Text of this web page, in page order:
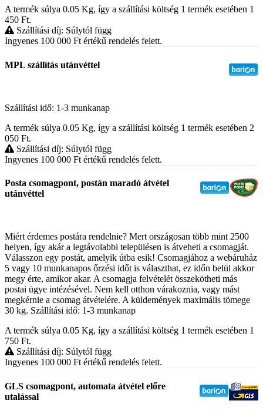
A termék súlya 0.05 Kg, így a szállítási költség 1 termék esetében 1
450 Ft.
Szállítási díj: Súlytól függ
Ingyenes 100 000 Ft értékű rendelés felett.
MPL szállítás utánvéttel
Szállítási idő: 1-3 munkanap
A termék súlya 0.05 Kg, így a szállítási költség 1 termék esetében 2
050 Ft.
Szállítási díj: Súlytól függ
Ingyenes 100 000 Ft értékű rendelés felett.
Posta csomagpont, postán maradó átvétel
utánvéttel
Miért érdemes postára rendelnie? Mert országosan több mint 2500
helyen, így akár a legtávolabbi településen is átveheti a csomagját.
Válasszon egy postát, amelyik útba esik! Csomagjához a webáruház
5 vagy 10 munkanapos őrzési időt is választhat, ez időn belül akkor
megy érte, amikor akar. A csomagja felvételét összekötheti más
postai ügye intézésével. Nem kell otthon várakoznia, vagy mást
megkérnie a csomag átvételére. A küldemények maximális tömege
30 kg. Szállítási idő: 1-3 munkanap
A termék súlya 0.05 Kg, így a szállítási költség 1 termék esetében 1
750 Ft.
Szállítási díj: Súlytól függ
Ingyenes 100 000 Ft értékű rendelés felett.
GLS csomagpont, automata átvétel előre
utalással